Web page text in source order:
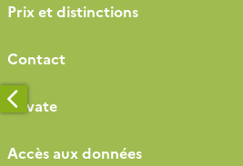
Prix et distinctions
Contact
Private
Accès aux données